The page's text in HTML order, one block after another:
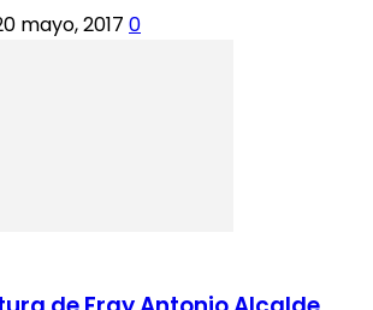
mayo, 2017 0